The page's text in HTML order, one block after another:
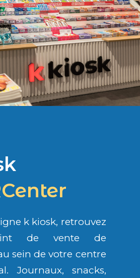
k kiosk, retrouvez
de vente de
sein de votre centre
Journaux, snacks,